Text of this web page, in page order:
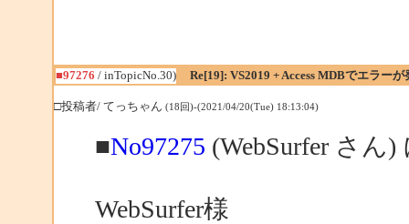
■97276 / inTopicNo.30) Re[19]: VS2019 + Access MDBでエラーが
□投稿者/ てっちゃん (18回)-(2021/04/20(Tue) 18:13:04)
■No97275 (WebSurfer さん)
WebSurfer様